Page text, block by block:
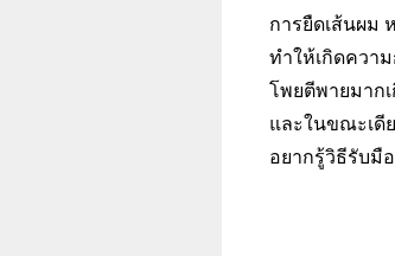
การยืดเส้นผม
ทำให้เกิดควา
โพยตีพายมาก
และในขณะเดี
อยากรู้วิธีรับมื